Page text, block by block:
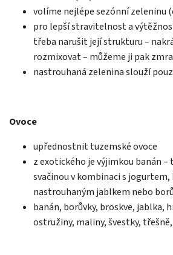
volíme nejlépe sezónní zeleninu
pro lepší stravitelnost a
třeba narušit její strukturu –
rozmixovat – můžeme ji pak
nastrouhaná zelenina slouží
Ovoce
upřednostnit tuzemské ovoce
z exotického je výjimkou banán
svačinou v kombinaci s jogurtem,
nastrouhaným jablkem nebo
banán, borůvky, broskve, jablka,
ostružiny, maliny, švestky,